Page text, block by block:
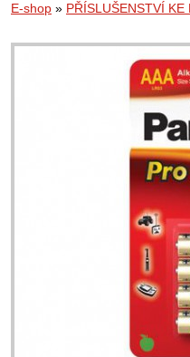
E-shop » PŘÍSLUŠENSTVÍ KE